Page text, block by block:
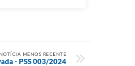
NOTÍCIA MENOS RECENTE
- PSS 003/2024